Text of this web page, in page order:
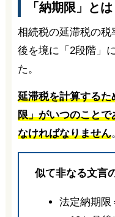
「納期限」とは
相続税の延滞税の税
後を境に「2段階」
た。
延滞税を計算する
限」がいつのこと
なければなりません
似て非なる文言
法定納期限